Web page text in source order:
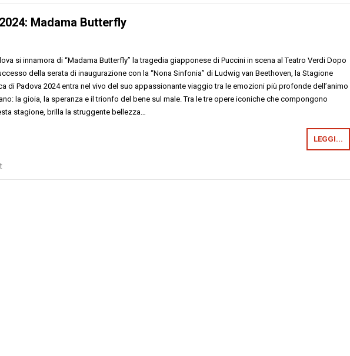
Madama Butterfly
si innamora di “Madama Butterfly” la tragedia giapponese di Puccini in scena al Teatro Verdi Dopo
della serata di inaugurazione con la “Nona Sinfonia” di Ludwig van Beethoven, la Stagione
di Padova 2024 entra nel vivo del suo appassionante viaggio tra le emozioni più profonde dell’animo
la gioia, la speranza e il trionfo del bene sul male. Tra le tre opere iconiche che compongono
stagione, brilla la struggente bellezza…
LEGGI...